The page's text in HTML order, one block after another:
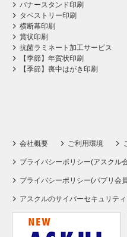
バナースタンド印刷
タペストリー印刷
横断幕印刷
賞状印刷
抗菌ラミネート加工サービス
【季節】年賀状印刷
【季節】喪中はがき印刷
会社概要 ご利用環境
プライバシーポリシー(アスクル
プライバシーポリシー(パプリ会
アスクルのサイバーセキュリティ